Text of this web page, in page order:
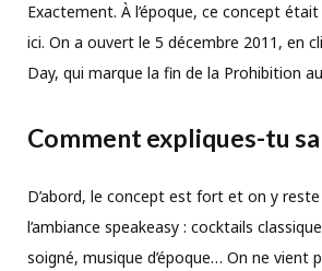
Exactement. À l’époque, ce concept
ici. On a ouvert le 5 décembre 2011, en
Day, qui marque la fin de la Prohibition
Comment expliques-tu
D’abord, le concept est fort et on y
l’ambiance speakeasy : cocktails
soigné, musique d’époque… On ne vient